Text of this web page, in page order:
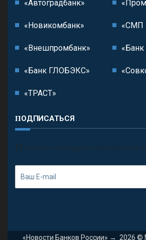
«Автоградбанк»
«Новикомбанк» «СМП
«Внешпромбанк»
«Банк ГЛОБЭКС»
«ТРАСТ»
ПОДПИСАТЬСЯ
П олучить последние обновления
«Новости Банков России» → 2026 ©